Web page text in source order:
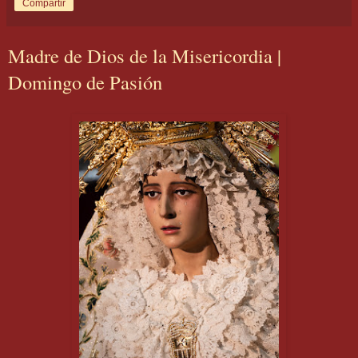
Compartir
Madre de Dios de la Misericordia |
Domingo de Pasión